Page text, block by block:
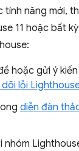
tính năng mới,
11 hoặc bất
hoặc gửi ý
lỗi
diễn đàn
nhóm